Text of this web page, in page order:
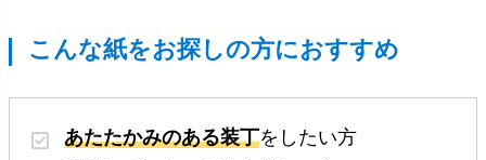
こんな紙をお探しの方におすすめ
あたたかみのある装丁をしたい方